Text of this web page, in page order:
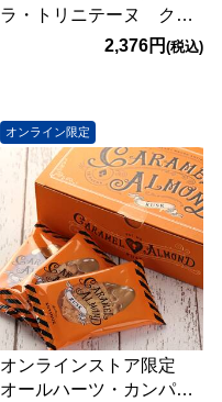
ラ・トリニテーヌ クッ
キー ロイヤルキャッ
2,376円 (税込)
オンライン限定
オンラインストア限定
オールハーツ・カンパニ